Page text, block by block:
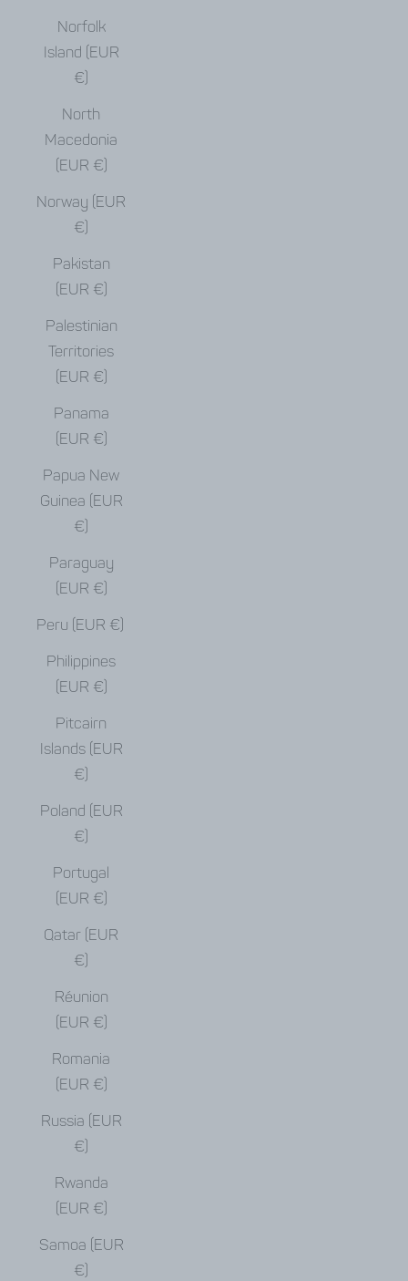
Norfolk
Island (EUR
€)
North
Macedonia
(EUR €)
Norway (EUR
€)
Pakistan
(EUR €)
Palestinian
Territories
(EUR €)
Panama
(EUR €)
Papua New
Guinea (EUR
€)
Paraguay
(EUR €)
Peru (EUR €)
Philippines
(EUR €)
Pitcairn
Islands (EUR
€)
Poland (EUR
€)
Portugal
(EUR €)
Qatar (EUR
€)
Réunion
(EUR €)
Romania
(EUR €)
Russia (EUR
€)
Rwanda
(EUR €)
Samoa (EUR
€)